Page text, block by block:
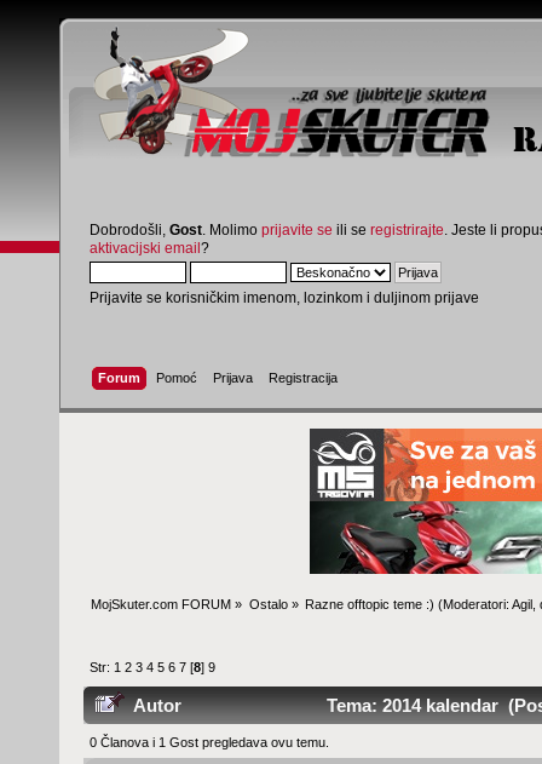
Dobrodošli, Gost . Molimo prijavite se ili se registrirajte . Jeste li
aktivacijski email?
Prijavite se korisničkim imenom, lozinkom i duljinom prijave
Forum Pomoć Prijava Registracija
MojSkuter.com FORUM » Ostalo» Razne offtopic teme :) (Moderatori: Agil
Str: 1 2 3 4 5 6 7 [8]9
Autor Tema: 2014 kalendar
0 Članova i 1 Gost pregledava ovu temu.